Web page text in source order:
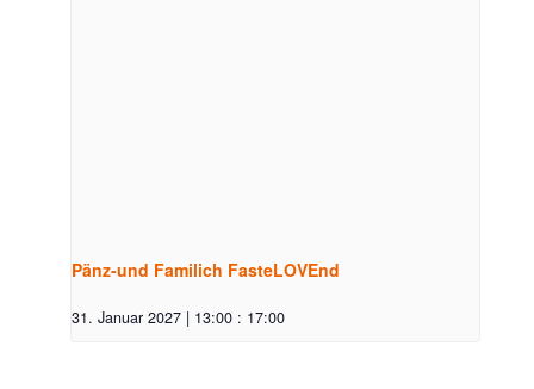
Pänz-und Familich FasteLOVEnd
31. Januar 2027 | 13:00 : 17:00